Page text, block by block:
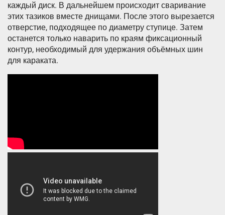
каждый диск. В дальнейшем происходит сваривание
этих тазиков вместе днищами. После этого вырезается
отверстие, подходящее по диаметру ступице. Затем
останется только наварить по краям фиксационный
контур, необходимый для удержания объёмных шин
для караката.